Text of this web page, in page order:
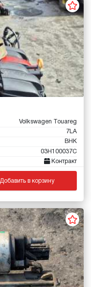
Volkswagen Touareg
7LA
BHK
03H100037C
Контракт
Добавить в корзину